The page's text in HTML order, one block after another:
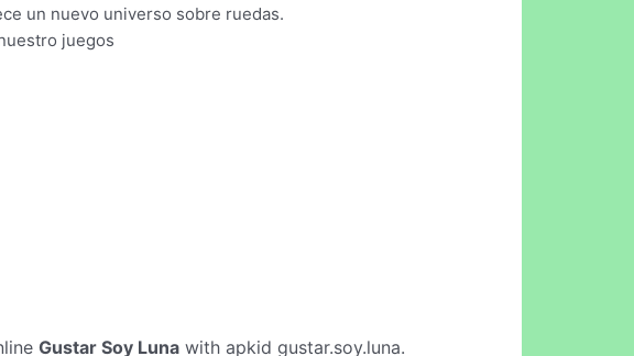
un nuevo universo sobre ruedas.
juegos
Gustar Soy Luna with apkid gustar.soy.luna.